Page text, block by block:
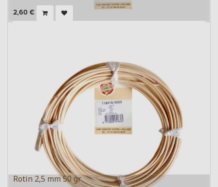
2,60 €
Rotin 2,5 mm 50 gr